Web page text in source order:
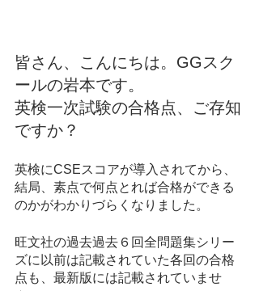
皆さん、こんにちは。GGスク
ールの岩本です。
英検一次試験の合格点、ご存知
ですか？
英検にCSEスコアが導入されてから、
結局、素点で何点とれば合格ができる
のかがわかりづらくなりました。
旺文社の過去過去６回全問題集シリー
ズに以前は記載されていた各回の合格
点も、最新版には記載されていませ